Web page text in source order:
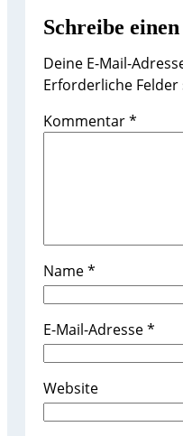
Schreibe
Deine E-Mail-
Erforderliche
Kommentar*
Name*
E-Mail-Adresse*
Website